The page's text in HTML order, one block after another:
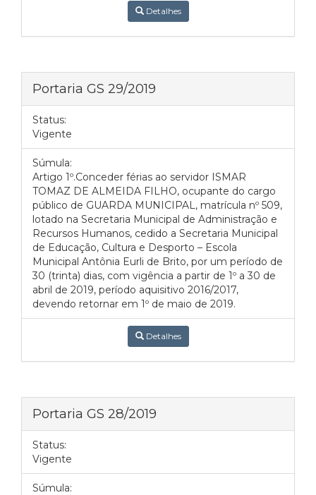
Detalhes
Portaria GS 29/2019
Status:
Vigente
Súmula:
Artigo 1º.Conceder férias ao servidor ISMAR
TOMAZ DE ALMEIDA FILHO, ocupante do cargo
público de GUARDA MUNICIPAL, matrícula nº 509,
lotado na Secretaria Municipal de Administração e
Recursos Humanos, cedido a Secretaria Municipal
de Educação, Cultura e Desporto – Escola
Municipal Antônia Eurli de Brito, por um período de
30 (trinta) dias, com vigência a partir de 1º a 30 de
abril de 2019, período aquisitivo 2016/2017,
devendo retornar em 1º de maio de 2019.
Detalhes
Portaria GS 28/2019
Status:
Vigente
Súmula: